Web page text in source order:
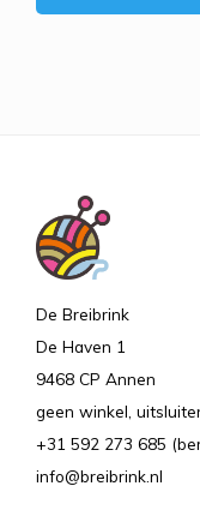
De Breibrink
De Haven 1
9468 CP Annen
geen winkel,
+31 592 273 685
info@breibrink.nl